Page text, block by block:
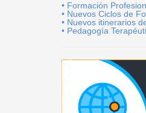
• Formación
• Nuevos Ciclos de
• Nuevos itinerarios
• Pedagogía